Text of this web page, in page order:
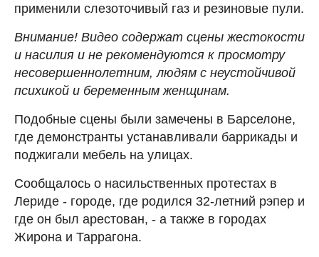
применили слезоточивый газ и резиновые пули.
Внимание! Видео содержат сцены жестокости
и насилия и не рекомендуются к просмотру
несовершеннолетним, людям с неустойчивой
психикой и беременным женщинам.
Подобные сцены были замечены в Барселоне,
где демонстранты устанавливали баррикады и
поджигали мебель на улицах.
Сообщалось о насильственных протестах в
Лериде - городе, где родился 32-летний рэпер и
где он был арестован, - а также в городах
Жирона и Таррагона.